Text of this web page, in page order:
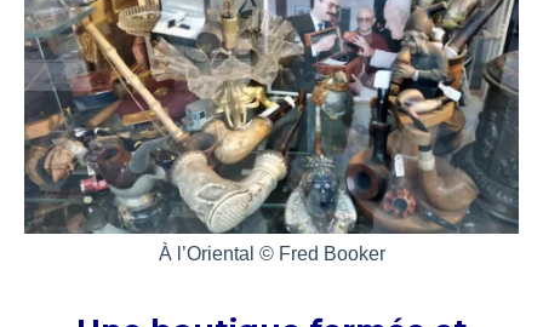
À l’Oriental © Fred Booker